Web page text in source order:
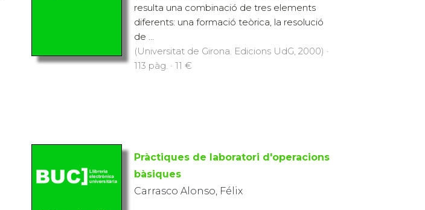
resulta una combinació de tres elements
diferents: una formació teòrica, la resolució
de ...
(Universitat de Girona. Edicions UdG, 2000) ·
113 pàg. · 11 €
Pràctiques de laboratori d'operacions
bàsiques
Carrasco Alonso, Félix